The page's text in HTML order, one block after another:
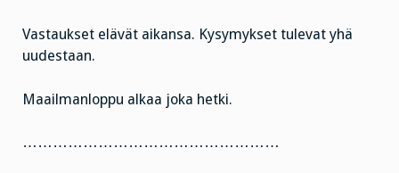
Vastaukset elävät aikansa. Kysymykset tulevat yhä
uudestaan.
Maailmanloppu alkaa joka hetki.
……………………………………………